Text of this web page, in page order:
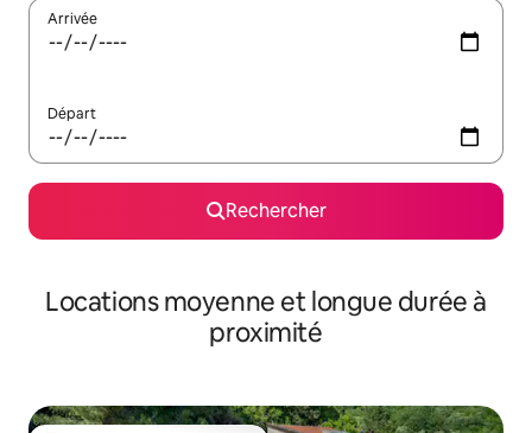
Arrivée
Départ
Rechercher
Locations moyenne et longue durée à
proximité